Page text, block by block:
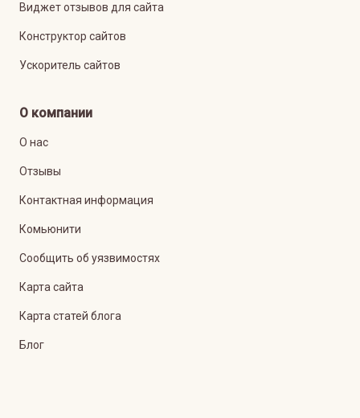
Виджет отзывов для сайта
Конструктор сайтов
Ускоритель сайтов
О компании
О нас
Отзывы
Контактная информация
Комьюнити
Сообщить об уязвимостях
Карта сайта
Карта статей блога
Блог